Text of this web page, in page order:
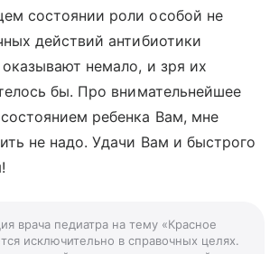
состоянии роли особой не
действий антибиотики
немало, и зря их
бы. Про внимательнейшее
ребенка Вам, мне
не надо. Удачи Вам и быстрого
врача педиатра на тему «Красное
исключительно в справочных целях.